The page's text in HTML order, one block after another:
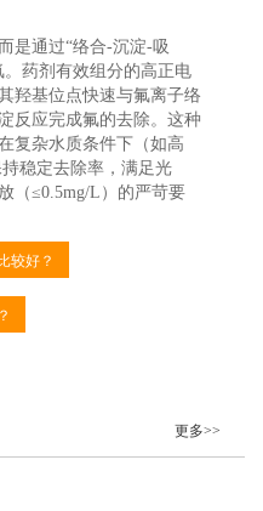
通过“络合-沉淀-吸
药剂有效组分的高正电
羟基位点快速与氟离子络
反应完成氟的去除。这种
复杂水质条件下（如高
稳定去除率，满足光
（≤0.5mg/L）的严苛要
较好？
更多>>